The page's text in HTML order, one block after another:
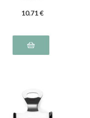
10.71 €